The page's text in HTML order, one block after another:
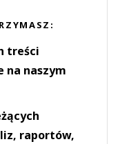
treści
na naszym
raportów,